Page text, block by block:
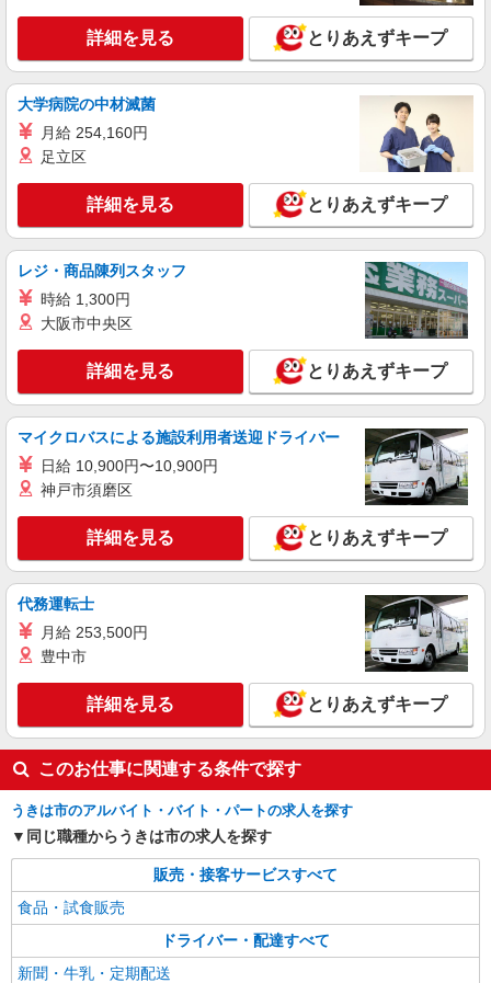
詳細を見る とりあえずキープ
大学病院の中材滅菌
月給 254,160円
足立区
詳細を見る とりあえずキープ
レジ・商品陳列スタッフ
時給 1,300円
大阪市中央区
詳細を見る とりあえずキープ
マイクロバスによる施設利用者送迎ドライバー
日給 10,900円〜10,900円
神戸市須磨区
詳細を見る とりあえずキープ
代務運転士
月給 253,500円
豊中市
詳細を見る とりあえずキープ
このお仕事に関連する条件で探す
うきは市のアルバイト・バイト・パートの求人を探す
同じ職種からうきは市の求人を探す
販売・接客サービスすべて
食品・試食販売
ドライバー・配達すべて
新聞・牛乳・定期配送